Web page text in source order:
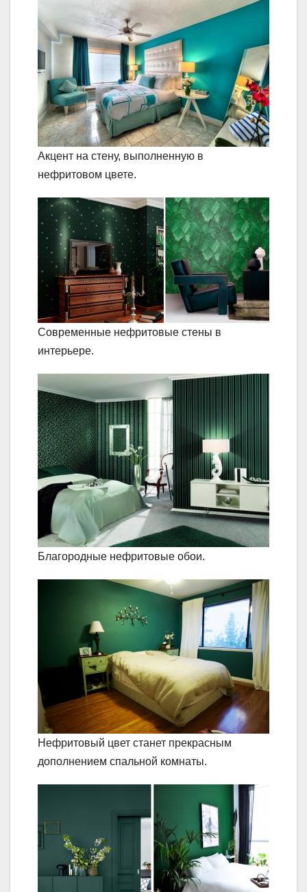
Акцент на стену, выполненную в
нефритовом цвете.
Современные нефритовые стены в
интерьере.
Благородные нефритовые обои.
Нефритовый цвет станет прекрасным
дополнением спальной комнаты.